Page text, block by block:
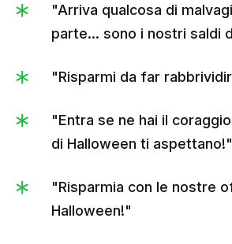
"Arriva qualcosa di
parte... sono i nostri saldi
"Risparmi da far
"Entra se ne hai il
di Halloween ti aspettano!"
"Risparmia con le nostre
Halloween!"